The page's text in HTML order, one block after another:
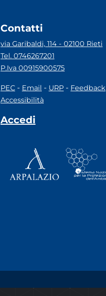
Contatti
via Garibaldi, 114 - 02100 Rieti
Tel. 0746267201
P.Iva 00915900575
PEC - Email - URP - Feedback
Accessibilità
Accedi